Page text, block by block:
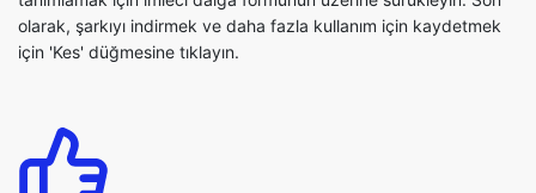
Tamamen Güvenli
Kullanıcılarımızın güvenliğine ve gizliliğine öncelik veriyoruz, ve